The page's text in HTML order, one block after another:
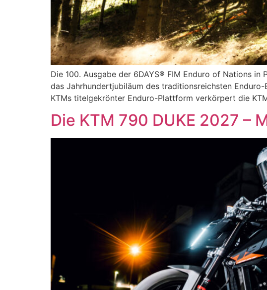
Die 100. Ausgabe der 6DAYS® FIM Enduro of Nations
das Jahrhundertjubiläum des traditionsreichsten
KTMs titelgekrönter Enduro-Plattform verkörpert die
Die KTM 790 DUKE 2027 –